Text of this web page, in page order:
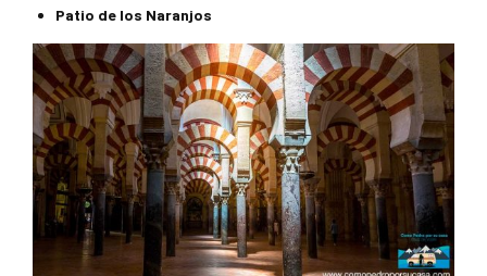
Patio de los Naranjos